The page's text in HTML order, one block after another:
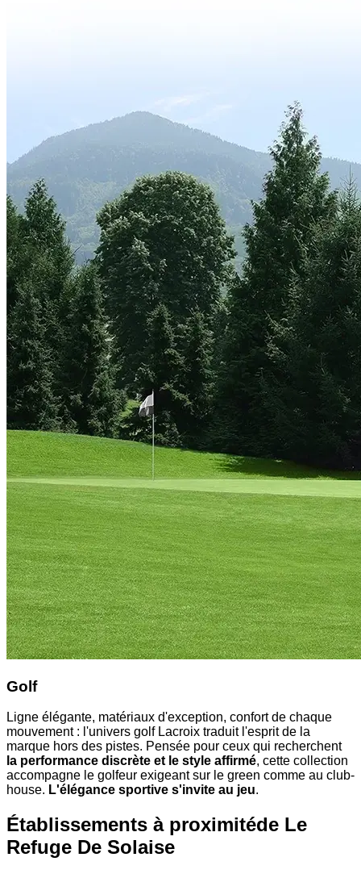
Golf
Ligne élégante, matériaux d'exception, confort de chaque
mouvement : l'univers golf Lacroix traduit l'esprit de la
marque hors des pistes. Pensée pour ceux qui recherchent
la performance discrète et le style affirmé, cette collection
accompagne le golfeur exigeant sur le green comme au club-
house. L'élégance sportive s'invite au jeu.
Établissements à proximitéde Le
Refuge De Solaise